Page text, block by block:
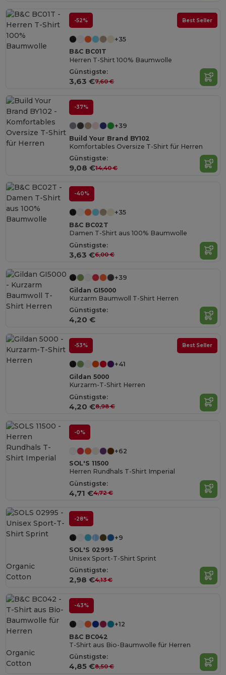
-52% Best Seller
+35
B&C BC01T
Herren T-Shirt 100% Baumwolle
Günstigste:
3,63 €7,60 €
-37%
+39
Build Your Brand BY102
Komfortables Oversize T-Shirt für Herren
Günstigste:
9,08 €14,40 €
-40%
+35
B&C BC02T
Damen T-Shirt aus 100% Baumwolle
Günstigste:
3,63 €6,00 €
+39
Gildan GI5000
Kurzarm Baumwoll T-Shirt Herren
Günstigste:
4,20 €
-53% Best Seller
+41
Gildan 5000
Kurzarm-T-Shirt Herren
Günstigste:
4,20 €8,98 €
-0%
+62
SOL'S 11500
Herren Rundhals T-Shirt Imperial
Günstigste:
4,71 €4,72 €
-28%
+9
SOL'S 02995
Unisex Sport-T-Shirt Sprint
Günstigste:
2,98 €4,13 €
Organic
Cotton
-43%
+12
B&C BC042
T-Shirt aus Bio-Baumwolle für Herren
Günstigste:
4,85 €8,50 €
Organic
Cotton